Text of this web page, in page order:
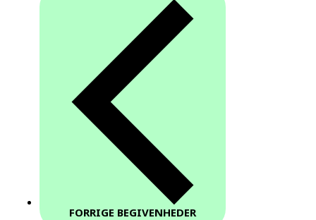
FORRIGE BEGIVENHEDER